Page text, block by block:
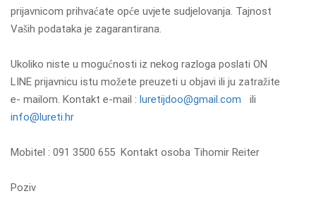
prijavnicom prihvaćate opće uvjete sudjelovanja. Tajnost
Vaših podataka je zagarantirana.
Ukoliko niste u mogućnosti iz nekog razloga poslati ON
LINE prijavnicu istu možete preuzeti u objavi ili ju zatražite
e- mailom. Kontakt e-mail : luretijdoo@gmail.com ili
info@lureti.hr
Mobitel : 091 3500 655 Kontakt osoba Tihomir Reiter
Poziv